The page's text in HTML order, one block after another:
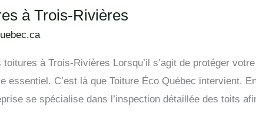
à Trois-Rivières
toitures à Trois-Rivières Lorsqu’il s’agit de protéger
essentiel. C’est là que Toiture Éco Québec intervient.
se spécialise dans l’inspection détaillée des toits